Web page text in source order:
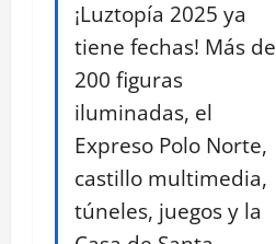
¡Luztopía 2025 ya
tiene fechas! Más de
200 figuras
iluminadas, el
Expreso Polo Norte,
castillo multimedia,
túneles, juegos y la